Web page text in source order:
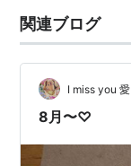
関連ブログ
I miss you
8月〜♡